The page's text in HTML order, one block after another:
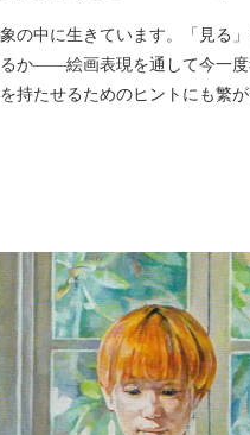
の中に生きています。「見る
か――絵画表現を通して今一
持たせるためのヒントにも繁が